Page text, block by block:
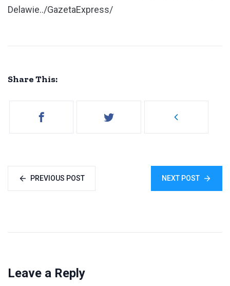
Delawie../GazetaExpress/
Share This:
PREVIOUS POST NEXT POST
Leave a Reply